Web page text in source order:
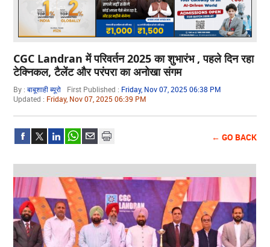
CGC Landran में परिवर्तन 2025 का शुभारंभ , पहले दिन रहा
टेक्निकल, टैलेंट और परंपरा का अनोखा संगम
By :बाबूशाही ब्यूरो First Published : Friday, Nov 07, 2025 06:38 PM
Updated : Friday, Nov 07, 2025 06:39 PM
← GO BACK